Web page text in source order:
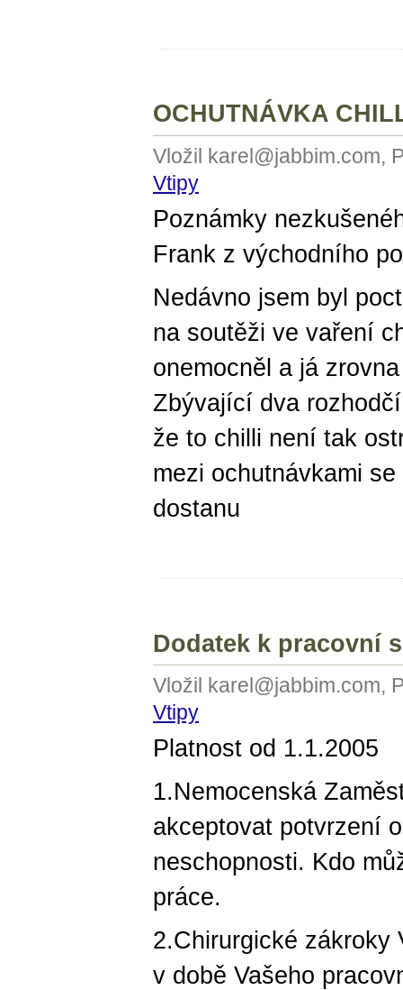
OCHUTNÁVKA
Vložil karel@jabbim.com,
Vtipy
Poznámky
Frank z východního
Nedávno jsem byl
na soutěži ve vaření
onemocněl a já
Zbývající dva
že to chilli není tak
mezi ochutnávkami
dostanu
Dodatek k pracovní
Vložil karel@jabbim.com,
Vtipy
Platnost od 1.1.2005
1.Nemocenská
akceptovat potvrzení
neschopnosti. Kdo
práce.
2.Chirurgické zákroky
v době Vašeho